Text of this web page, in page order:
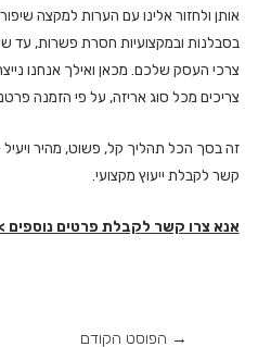
אותן ולחזור אלינו עם הערות למקצה
בסבלנות ובמקצועיות חסרת פשרות, עד
צרכי העסק שלכם. מכאן ואילך אנחנו
צריכים מכל סוג אריזה, על פי הזמנה
זה בסך הכל תהליך קל, פשוט, מהיר
קשר לקבלת ייעוץ מקצועי.
אנא צרו קשר לקבלת פרטים נוספים
→ הפוסט הקודם